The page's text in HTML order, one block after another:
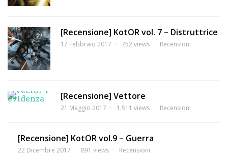
[Recensione] KotOR vol. 7 – Distruttrice
17 Febbraio 2017 752 views Recensioni
[Recensione] Vettore
21 Maggio 2017 1.511 views Recensioni
[Recensione] KotOR vol.9 – Guerra
22 Dicembre 2017 891 views Recensioni